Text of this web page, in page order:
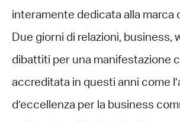
interamente dedicata alla marca
Due giorni di relazioni, business,
dibattiti per una manifestazione
accreditata in questi anni come
d’eccellenza per la business